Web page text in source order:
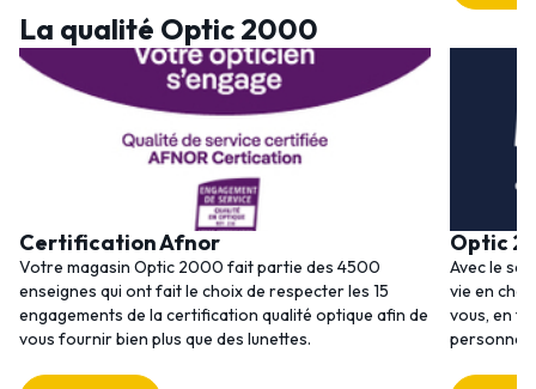
La qualité Optic 2000
Certification Afnor
Votre magasin Optic 2000 fait partie des 4500
enseignes qui ont fait le choix de respecter les 15
engagements de la certification qualité optique afin de
vous fournir bien plus que des lunettes.
Optic
Avec le
vie en
vous, en